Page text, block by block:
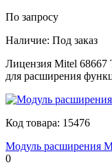
По запросу
Наличие: Под заказ
Лицензия Мitеl 68667
для расширения
Код товара: 15476
Модуль расширения
0